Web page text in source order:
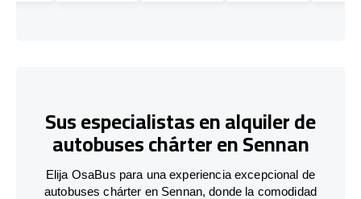
Sus especialistas en alquiler de
autobuses chárter en Sennan
Elija OsaBus para una experiencia excepcional de
autobuses chárter en Sennan, donde la comodidad